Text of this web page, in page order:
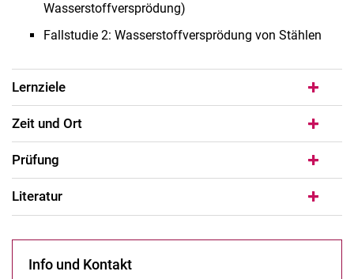
Wasserstoffversprödung)
Fallstudie 2: Wasserstoffversprödung von Stählen
Lernziele
Zeit und Ort
Prüfung
Literatur
Info und Kontakt